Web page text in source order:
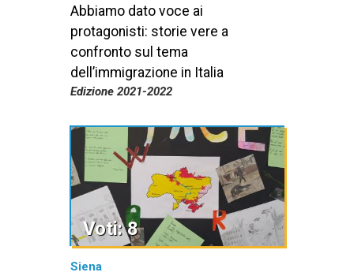
Abbiamo dato voce ai
protagonisti: storie vere a
confronto sul tema
dell’immigrazione in Italia
Edizione 2021-2022
Siena
Voti: 8